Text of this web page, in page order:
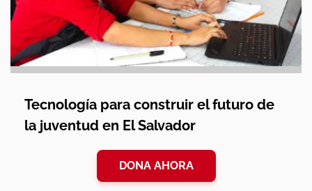
Tecnología para construir el futuro de
la juventud en El Salvador
DONA AHORA